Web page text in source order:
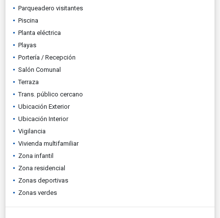
Parqueadero visitantes
Piscina
Planta eléctrica
Playas
Portería / Recepción
Salón Comunal
Terraza
Trans. público cercano
Ubicación Exterior
Ubicación Interior
Vigilancia
Vivienda multifamiliar
Zona infantil
Zona residencial
Zonas deportivas
Zonas verdes